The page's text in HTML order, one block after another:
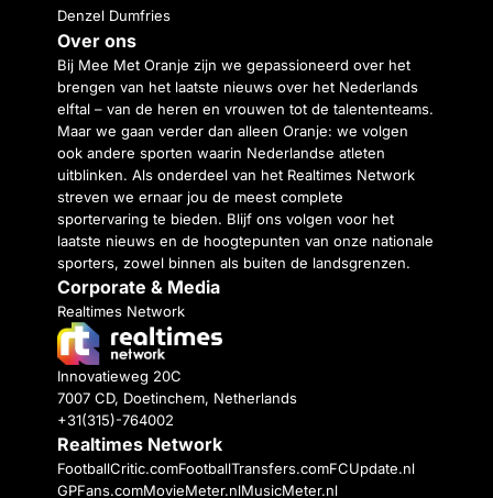
Denzel Dumfries
Over ons
Bij Mee Met Oranje zijn we gepassioneerd over het
brengen van het laatste nieuws over het Nederlands
elftal – van de heren en vrouwen tot de talententeams.
Maar we gaan verder dan alleen Oranje: we volgen
ook andere sporten waarin Nederlandse atleten
uitblinken. Als onderdeel van het Realtimes Network
streven we ernaar jou de meest complete
sportervaring te bieden. Blijf ons volgen voor het
laatste nieuws en de hoogtepunten van onze nationale
sporters, zowel binnen als buiten de landsgrenzen.
Corporate & Media
Realtimes Network
Innovatieweg 20C
7007 CD, Doetinchem, Netherlands
+31(315)-764002
Realtimes Network
FootballCritic.comFootballTransfers.comFCUpdate.nl
GPFans.comMovieMeter.nlMusicMeter.nl